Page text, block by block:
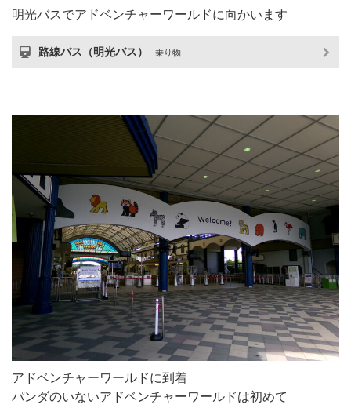
明光バスでアドベンチャーワールドに向かいます
路線バス（明光バス） 乗り物
アドベンチャーワールドに到着
パンダのいないアドベンチャーワールドは初めて